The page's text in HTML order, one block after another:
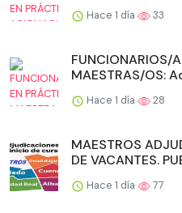
Hace 1 día 33
FUNCIONARIOS/
MAESTRAS/OS:
Hace 1 día 28
MAESTROS
DE VACANTES.
Hace 1 día 77